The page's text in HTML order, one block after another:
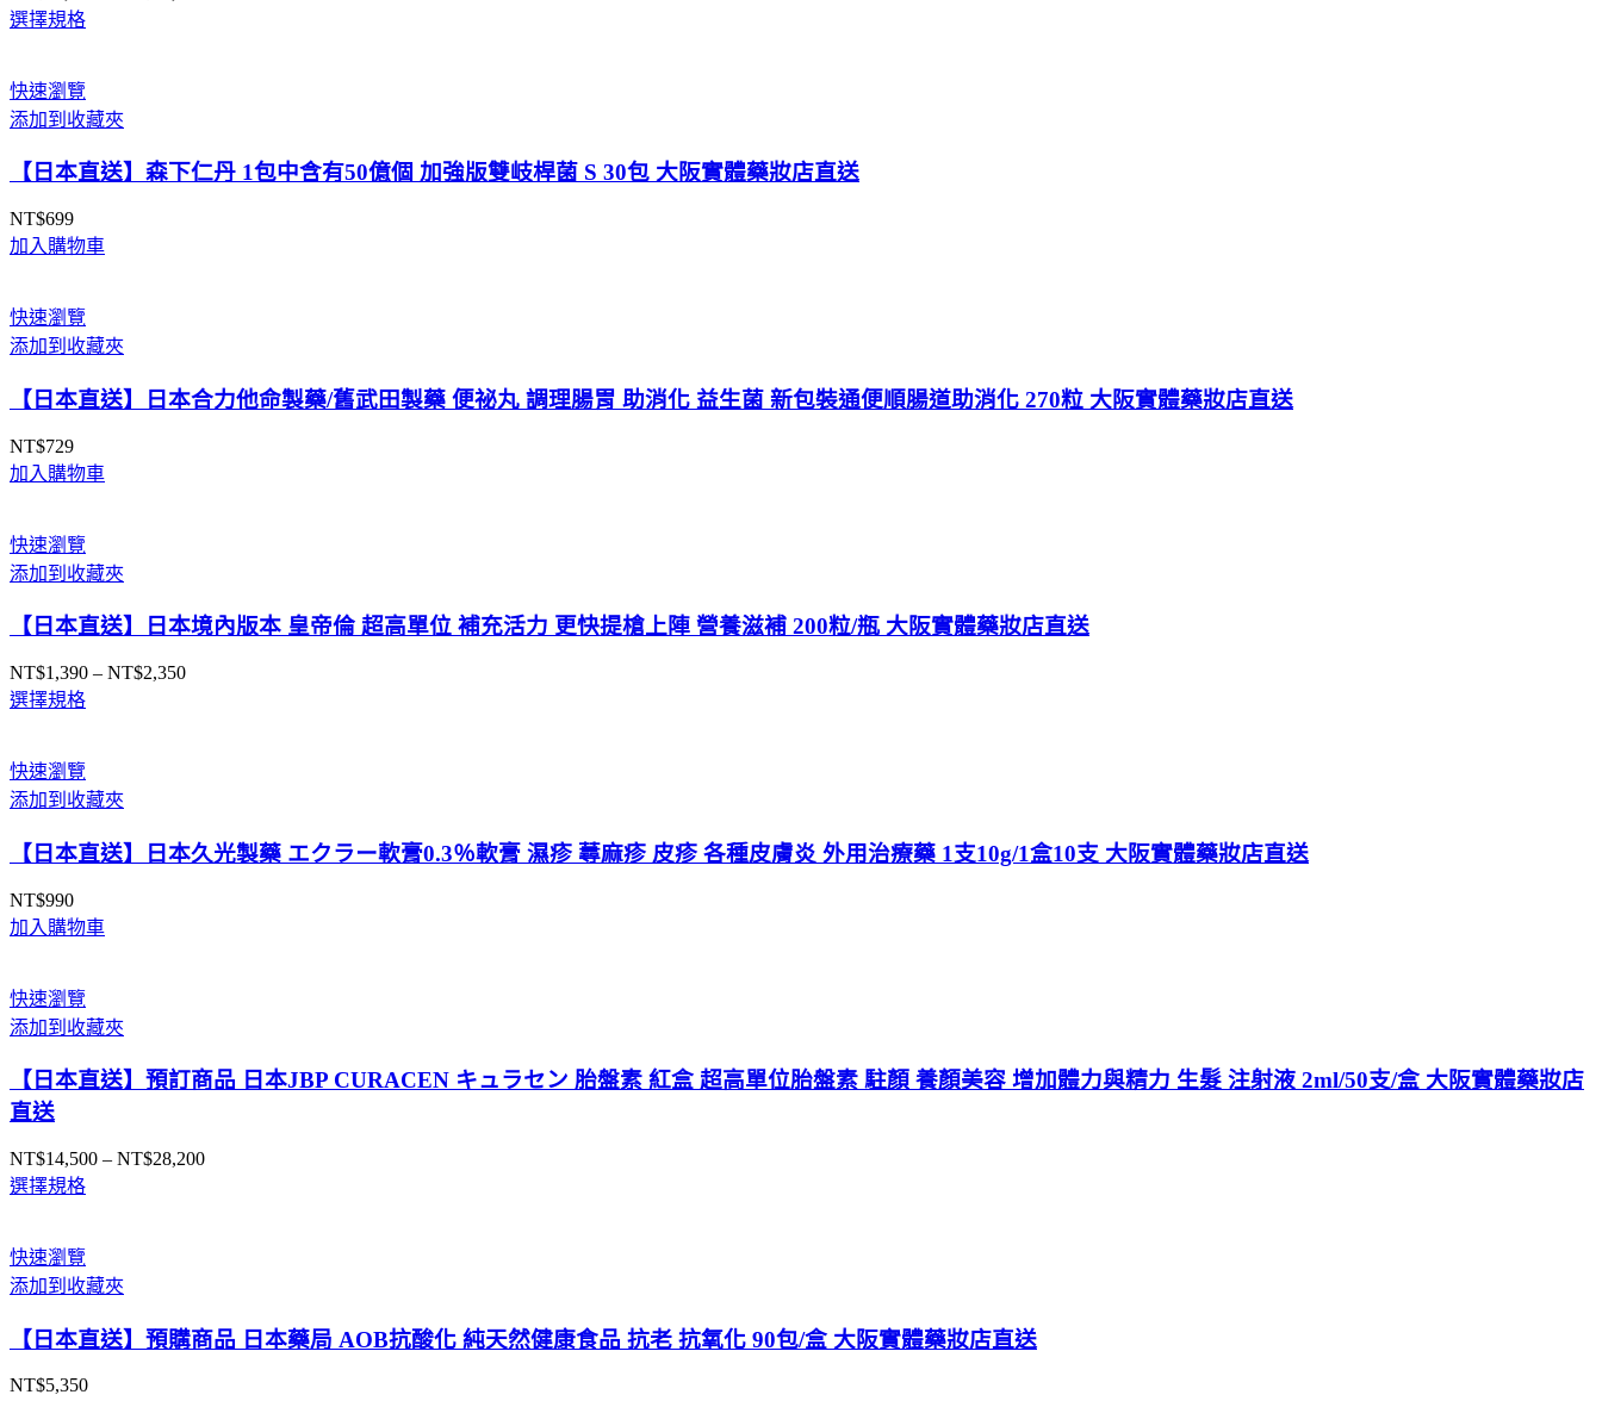
直
量
NT$78,600
選擇規格
快速瀏覽
添加到收藏夾
【日本直送】森下仁丹 1包中含有50億個 加強版雙岐桿菌 S 30包 大阪實體藥妝店直送
NT$699
加入購物車
快速瀏覽
添加到收藏夾
【日本直送】日本合力他命製藥/舊武田製藥 便祕丸 調理腸胃 助消化 益生菌 新包裝通便順腸道助消化 270粒 大阪實體藥妝店直送
NT$729
加入購物車
快速瀏覽
添加到收藏夾
【日本直送】日本境內版本 皇帝倫 超高單位 補充活力 更快提槍上陣 營養滋補 200粒/瓶 大阪實體藥妝店直送
NT$1,390 – NT$2,350價
選擇規格
快速瀏覽
添加到收藏夾
【日本直送】日本久光製藥 エクラー軟膏0.3％軟膏 濕疹 蕁麻疹 皮疹 各種皮膚炎 外用治療藥 1支10g/1盒10支 大阪實體藥妝店直送
NT$990
加入購物車
快速瀏覽
添加到收藏夾
【日本直送】預訂商品 日本JBP CURACEN キュラセン 胎盤素 紅盒 超高單位胎盤素 駐顏 養顏美容 增加體力與精力 生髮 注射液 2ml/50支/盒 大阪實體藥妝店
直送
NT$14,500 – NT$28,200價
選擇規格
快速瀏覽
添加到收藏夾
【日本直送】預購商品 日本藥局 AOB抗酸化 純天然健康食品 抗老 抗氧化 90包/盒 大阪實體藥妝店直送
NT$5,350